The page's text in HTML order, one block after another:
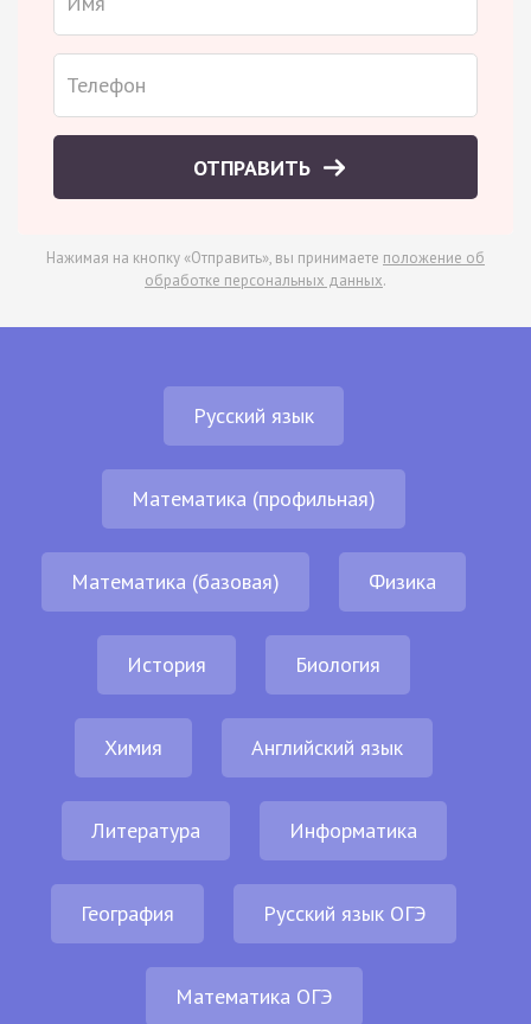
ОТПРАВИТЬ
Нажимая на кнопку «Отправить», вы принимаете положение об
обработке персональных данных.
Русский язык
Математика (профильная)
Математика (базовая) Физика
История Биология
Химия Английский язык
Литература Информатика
География Русский язык ОГЭ
Математика ОГЭ